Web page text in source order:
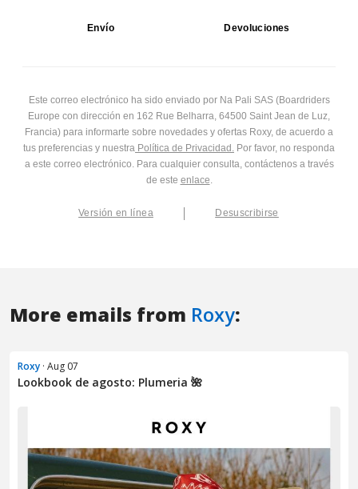
More emails from Roxy:
Roxy · Aug 07
Lookbook de agosto: Plumeria 🌺​